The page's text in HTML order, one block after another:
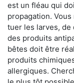
est un fléau qui
propagation.
tuer les larves, de
des produits
bêtes doit être
produits
allergiques.